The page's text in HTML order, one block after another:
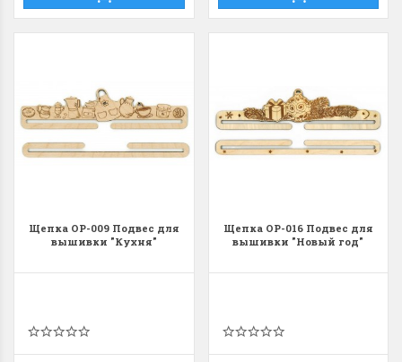
Щепка ОР-009 Подвес для
вышивки "Кухня"
Щепка ОР-016 Подвес для
вышивки "Новый год"